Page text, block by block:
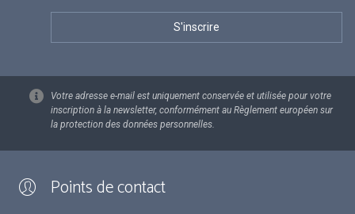
Votre adresse e-mail est uniquement conservée et utilisée pour votre
inscription à la newsletter, conformément au Règlement européen sur
la protection des données personnelles.
Points de contact